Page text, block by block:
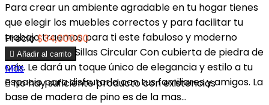
Para crear un ambiente agradable en tu hogar tienes
que elegir los muebles correctos y para facilitar tu
trabajo traemos para ti este fabuloso y moderno
Comedor de 8 Sillas Circular Con cubierta de piedra de
onix. Le dará un toque único de elegancia y estilo a tu
espacio para disfrutarlo con tus familiares y amigos. La
base de madera de pino es de la mas...
Precio$34,000.00
 Añadir al carrito
Más
No hay suficiente producto con existencias